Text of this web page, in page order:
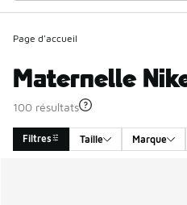
Page d'accueil
Maternelle
100 résultats
Filtres Taille Marque